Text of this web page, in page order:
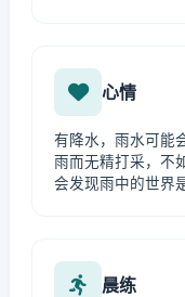
心情
有降水，雨水可能
雨而无精打采，不
会发现雨中的世界
晨练